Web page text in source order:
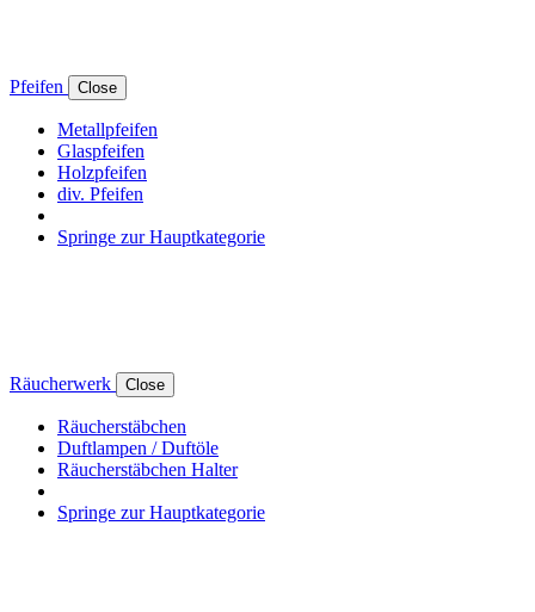
Pfeifen Close
Metallpfeifen
Glaspfeifen
Holzpfeifen
div. Pfeifen
Springe zur Hauptkategorie
Räucherwerk Close
Räucherstäbchen
Duftlampen / Duftöle
Räucherstäbchen Halter
Springe zur Hauptkategorie